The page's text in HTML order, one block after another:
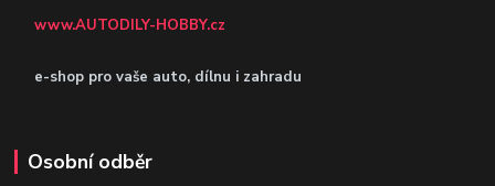
www.AUTODILY-HOBBY.cz
e-shop pro vaše auto, dílnu i zahradu
Osobní odběr